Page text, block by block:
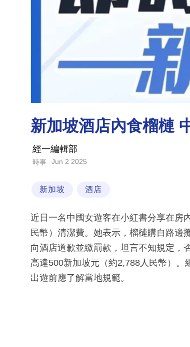
新加坡酒店內食榴槤
經一編輯部
時事 Jun 2 2025
新加坡 酒店
近日一名中國女遊客在小紅書分享在房
民幣）清潔費。她表示，榴槤購自路邊
向酒店道歉並繳罰款，坦言不知規定，
高達500新加坡元（約2,788人民幣）
出遊前應了解當地規範。